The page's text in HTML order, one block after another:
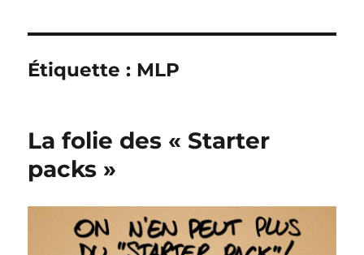
Étiquette : MLP
La folie des « Starter
packs »